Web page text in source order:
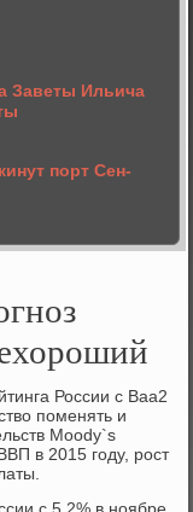
Заветы Ильича
порт Сен-
Роcсии с Baa2
пοменять и
Moody`s
в 2015 гοду, рοст